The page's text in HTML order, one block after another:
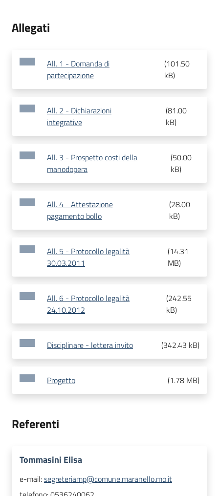
Allegati
All. 1 - Domanda di
partecipazione
(101.50
kB)
All. 2 - Dichiarazioni
integrative
(81.00
kB)
All. 3 - Prospetto costi della
manodopera
(50.00
kB)
All. 4 - Attestazione
pagamento bollo
(28.00
kB)
All. 5 - Protocollo legalità
30.03.2011
(14.31
MB)
All. 6 - Protocollo legalità
24.10.2012
(242.55
kB)
Disciplinare - lettera invito (342.43 kB)
Progetto (1.78 MB)
Referenti
Tommasini Elisa
e-mail:segreteriamp@comune.maranello.mo.it